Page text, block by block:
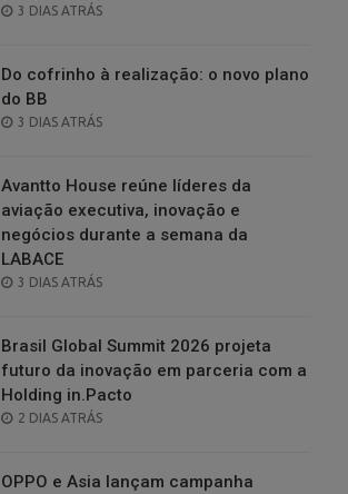
POSTED
3 DIAS ATRÁS
Do cofrinho à realização: o novo plano
do BB
POSTED
3 DIAS ATRÁS
Avantto House reúne líderes da
aviação executiva, inovação e
negócios durante a semana da
LABACE
POSTED
3 DIAS ATRÁS
Brasil Global Summit 2026 projeta
futuro da inovação em parceria com a
Holding in.Pacto
POSTED
2 DIAS ATRÁS
OPPO e Asia lançam campanha